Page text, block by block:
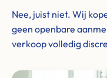
Nee, juist niet. Wij
geen openbare
verkoop volledig